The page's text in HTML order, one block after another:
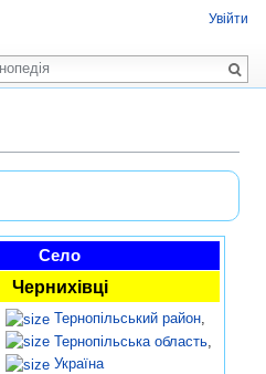
Село
Чернихівці
Тернопільський район,
Тернопільська область
Україна
Увійти